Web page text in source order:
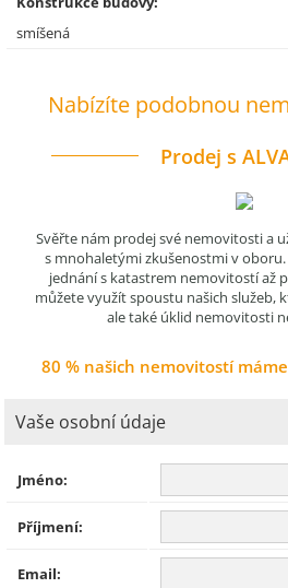
smíšená
Nabízíte podobnou
Prodej s
Svěřte nám prodej své nemovitosti a
s mnohaletými zkušenostmi v
jednání s katastrem nemovitostí až
můžete využít spoustu našich služeb,
ale také úklid nemovitosti
80 % našich nemovitostí
Vaše osobní údaje
Jméno:
Příjmení:
Email: